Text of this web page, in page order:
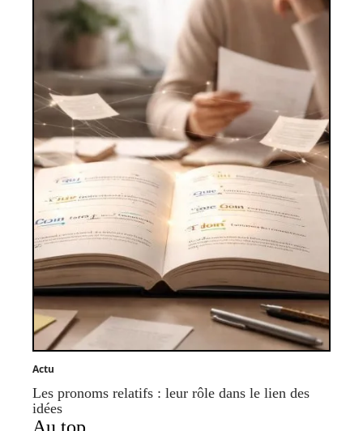
Actu
Les pronoms relatifs : leur rôle dans le lien des
idées